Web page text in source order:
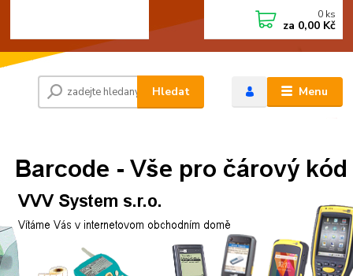
Menu
Hledat
0 ks
za 0,00 Kč